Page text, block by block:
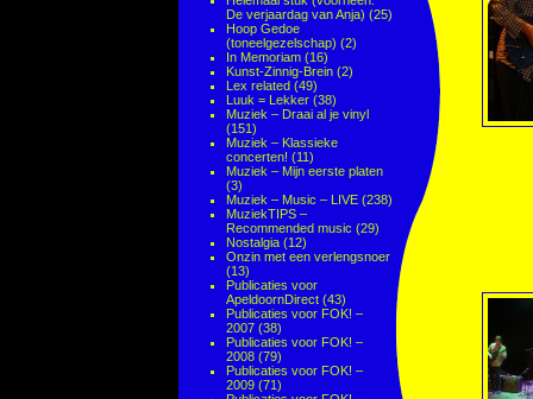
De verjaardag van Anja) (25)
Hoop Gedoe
(toneelgezelschap) (2)
In Memoriam (16)
Kunst-Zinnig-Brein (2)
Lex related (49)
Luuk = Lekker (38)
Muziek – Draai al je vinyl
(151)
Muziek – Klassieke
concerten! (11)
Muziek – Mijn eerste platen
(3)
Muziek – Music – LIVE (238)
MuziekTIPS –
Recommended music (29)
Nostalgia (12)
Onzin met een verlengsnoer
(13)
Publicaties voor
ApeldoornDirect (43)
Publicaties voor FOK! –
2007 (38)
Publicaties voor FOK! –
2008 (79)
Publicaties voor FOK! –
2009 (71)